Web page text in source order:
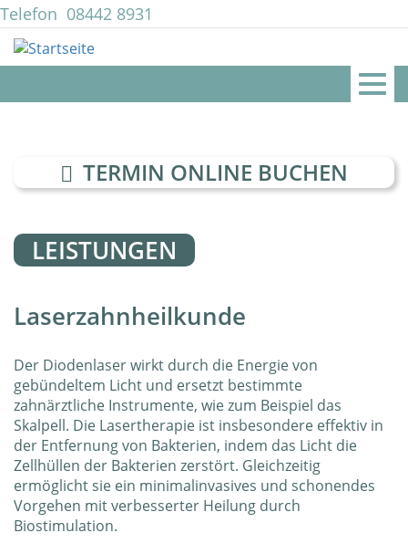
Direkt
zum
Inhalt
Telefon 08442 8931
mail@zahnarztpraxis-lingl.de
TERMIN ONLINE BUCHEN
LEISTUNGEN
Laserzahnheilkunde
Der Diodenlaser wirkt durch die Energie von
gebündeltem Licht und ersetzt bestimmte
zahnärztliche Instrumente, wie zum Beispiel das
Skalpell. Die Lasertherapie ist insbesondere effektiv in
der Entfernung von Bakterien, indem das Licht die
Zellhüllen der Bakterien zerstört. Gleichzeitig
ermöglicht sie ein minimalinvasives und schonendes
Vorgehen mit verbesserter Heilung durch
Biostimulation.